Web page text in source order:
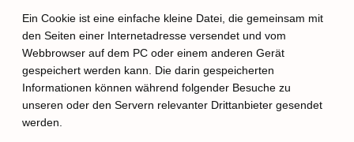
Ein Cookie ist eine einfache kleine Datei, die gemeinsam mit
den Seiten einer Internetadresse versendet und vom
Webbrowser auf dem PC oder einem anderen Gerät
gespeichert werden kann. Die darin gespeicherten
Informationen können während folgender Besuche zu
unseren oder den Servern relevanter Drittanbieter gesendet
werden.